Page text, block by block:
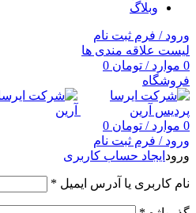
وبلاگ
ورود / فرم ثبت نام
لیست علاقه مندی ها
0 موارد / تومان
فروشگاه
0 موارد / تومان
ورود / فرم ثبت نام
ورود ایجاد حساب کاربری
نام کاربری یا آدرس ایمیل *